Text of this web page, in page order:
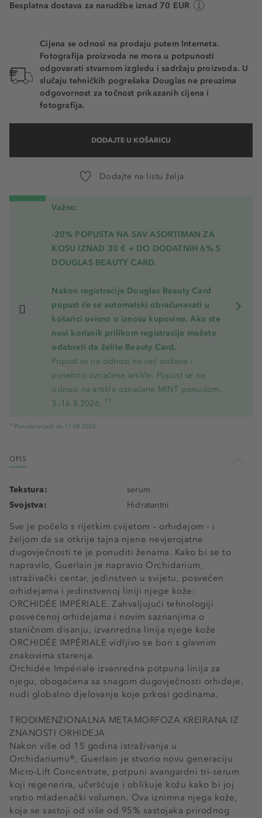
Besplatna dostava za narudžbe iznad 70 EUR
Cijena se odnosi na prodaju putem Interneta.
Fotografija proizvoda ne mora u potpunosti
odgovarati stvarnom izgledu i sadržaju proizvoda. U
slučaju tehničkih pogrešaka Douglas ne preuzima
odgovornost za točnost prikazanih cijena i
fotografija.
DODAJTE U KOŠARICU
Dodajte na listu želja
Važno:
-20% POPUSTA NA SAV ASORTIMAN ZA
KOSU IZNAD 30 € + DO DODATNIH 6% S
DOUGLAS BEAUTY CARD.
Nakon registracije Douglas Beauty Card
popust će se automatski obračunavati u
košarici ovisno o iznosu kupovine. Ako ste
novi korisnik prilikom registracije možete
odabrati da želite Beauty Card.
Popust se ne odnosi na već snižene i
posebno označene artikle. Popust se ne
odnosi na artikle označene MINT ponudom.
3.-16.8.2026. *1
*1 Ponuda vrijedi do 17.08.2026
OPIS
Sve je počelo s rijetkim cvijetom – orhidejom - i
željom da se otkrije tajna njene nevjerojatne
dugovječnosti te je ponuditi ženama. Kako bi se to
napravilo, Guerlain je napravio Orchidarium,
istraživački centar, jedinstven u svijetu, posvećen
orhidejama i jedinstvenoj liniji njege kože:
ORCHIDÉE IMPÉRIALE. Zahvaljujući tehnologiji
posvećenoj orhidejama i novim saznanjima o
staničnom disanju, izvanredna linija njege kože
ORCHIDÉE IMPÉRIALE vidljivo se bori s glavnim
znakovima starenja.
Orchidée Impériale izvanredna potpuna linija za
njegu, obogaćena sa snagom dugovječnosti orhideje,
nudi globalno djelovanje koje prkosi godinama.
TRODIMENZIONALNA METAMORFOZA KREIRANA IZ
ZNANOSTI ORHIDEJA
Nakon više od 15 godina istraživanja u
Orchidariumu®, Guerlain je stvorio novu generaciju
Micro-Lift Concentrate, potpuni avangardni tri-serum
koji regenerira, učvršćuje i oblikuje kožu kako bi joj
vratio mladenački volumen. Ova iznimna njega kože,
koja se sastoji od više od 95% sastojaka prirodnog
Tekstura:
serum
Svojstva:
Hidratantni